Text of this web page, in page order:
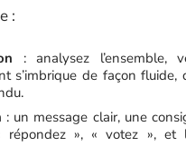
:
: analysez l’ensemble,
s’imbrique de façon fluide,
: un message clair, une
», « votez », et